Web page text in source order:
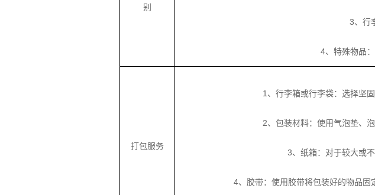
别
3、行
4、特殊物品
打包服务
1、行李箱或行李袋：选择坚
2、包装材料：使用气泡垫、
3、纸箱：对于较大或
4、胶带：使用胶带将包装好的物品固